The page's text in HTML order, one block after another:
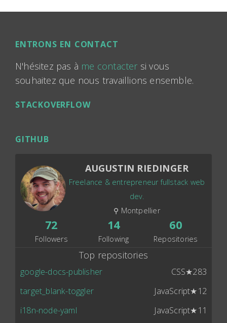
ENTRONS EN CONTACT
N'hésitez pas à me contacter si vous
souhaitez que nous travaillions ensemble.
STACKOVERFLOW
GITHUB
AUGUSTIN RIEDINGER
Freelance & entrepreneur fullstack web
dev.
⚲ Montpellier
72
Followers
14
Following
60
Repositories
Top repositories
google-docs-publisher CSS★283
target_blank-toggler
JavaScript★12
i18n-node-yaml
JavaScript★11